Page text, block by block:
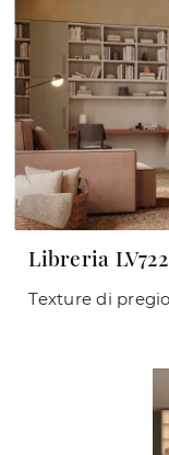
Libreria LV722